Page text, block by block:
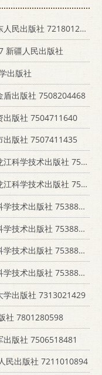
民出版社 7218012183
新疆人民出版社
出版社
盾出版社 7508204468
出版社 7504711640
出版社 7507411435
技术出版社 7538828761
技术出版社 7538828761
术出版社 7538828761
术出版社 7538828761
术出版社 7538828761
术出版社 7538828761
学出版社 7313021429
社 7801280598
版社 7506518481
民出版社 7211010894